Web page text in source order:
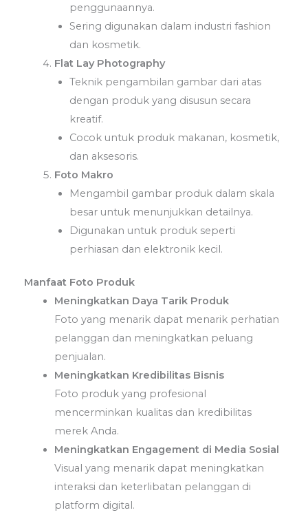
penggunaannya.
Sering digunakan dalam industri fashion
dan kosmetik.
Flat Lay Photography
Teknik pengambilan gambar dari atas
dengan produk yang disusun secara
kreatif.
Cocok untuk produk makanan, kosmetik,
dan aksesoris.
Foto Makro
Mengambil gambar produk dalam skala
besar untuk menunjukkan detailnya.
Digunakan untuk produk seperti
perhiasan dan elektronik kecil.
Manfaat Foto Produk
Meningkatkan Daya Tarik Produk
Foto yang menarik dapat menarik perhatian
pelanggan dan meningkatkan peluang
penjualan.
Meningkatkan Kredibilitas Bisnis
Foto produk yang profesional
mencerminkan kualitas dan kredibilitas
merek Anda.
Meningkatkan Engagement di Media Sosial
Visual yang menarik dapat meningkatkan
interaksi dan keterlibatan pelanggan di
platform digital.